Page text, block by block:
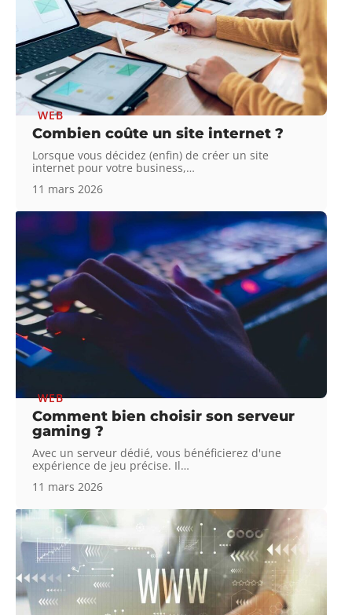
WEB
Combien coûte un site internet ?
Lorsque vous décidez (enfin) de créer un site
internet pour votre business,…
11 mars 2026
WEB
Comment bien choisir son serveur
gaming ?
Avec un serveur dédié, vous bénéficierez d'une
expérience de jeu précise. Il…
11 mars 2026